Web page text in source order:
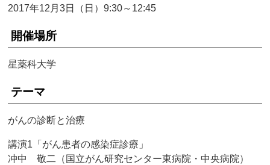
2017年12月3日（日）9:30～12:45
開催場所
星薬科大学
テーマ
がんの診断と治療
講演1「がん患者の感染症診療」
冲中 敬二（国立がん研究センター東病院・中央病院）